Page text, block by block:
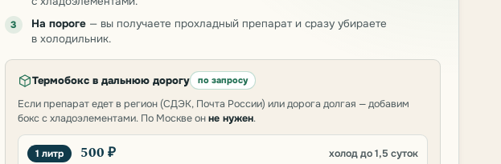
3 На пороге— вы получаете прохладный препарат и сразу убираете
в холодильник.
Термобокс в дальнюю дорогу по запросу
Если препарат едет в регион (СДЭК, Почта России) или дорога долгая — добавим
бокс с хладоэлементами. По Москве онне нужен.
1 литр 500 ₽ холод до 1,5 суток